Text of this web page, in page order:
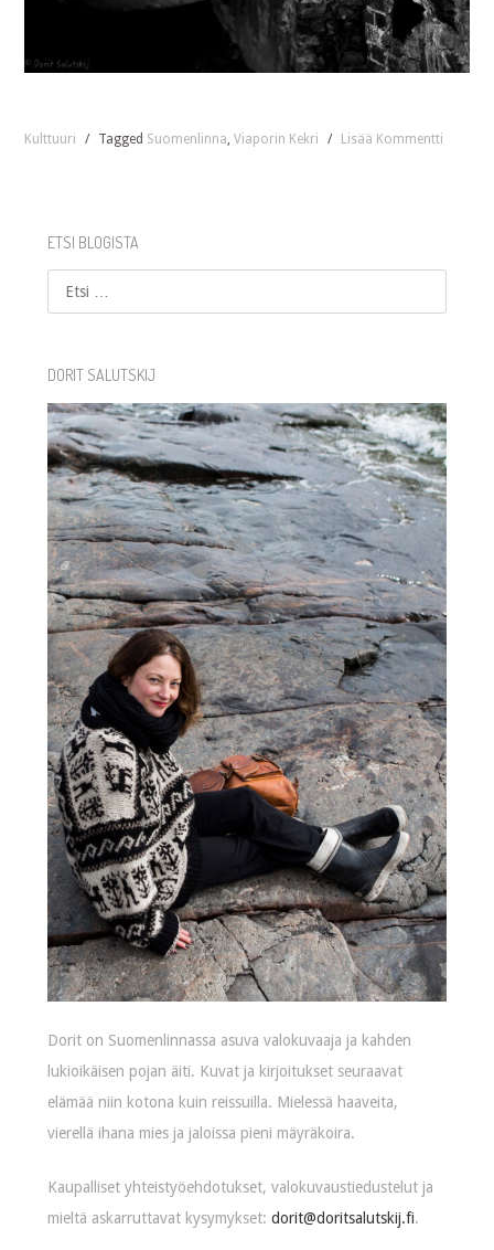
Kulttuuri / Tagged Suomenlinna,Viaporin Kekri / Lisää Kommentti
ETSI BLOGISTA
Etsi
DORIT SALUTSKIJ
Dorit on Suomenlinnassa asuva valokuvaaja ja kahden
lukioikäisen pojan äiti. Kuvat ja kirjoitukset seuraavat
elämää niin kotona kuin reissuilla. Mielessä haaveita,
vierellä ihana mies ja jaloissa pieni mäyräkoira.
Kaupalliset yhteistyöehdotukset, valokuvaustiedustelut ja
mieltä askarruttavat kysymykset:dorit@doritsalutskij.fi.